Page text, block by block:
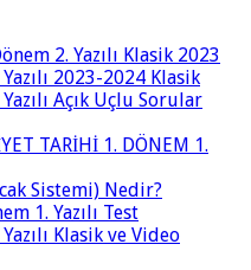
2. Yazılı Klasik 2023
2023-2024 Klasik
Açık Uçlu Sorular
TARİHİ 1. DÖNEM 1.
Sistemi) Nedir?
1. Yazılı Test
Klasik ve Video